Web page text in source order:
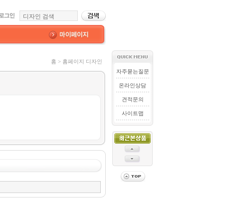
홈 > 홈페이지 디자인
자주묻는질문
온라인상담
견적문의
사이트맵